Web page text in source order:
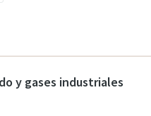
y gases industriales